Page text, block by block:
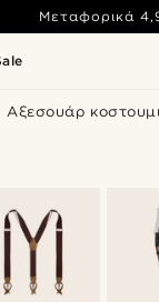
Αξεσουάρ
Μεταφορικά